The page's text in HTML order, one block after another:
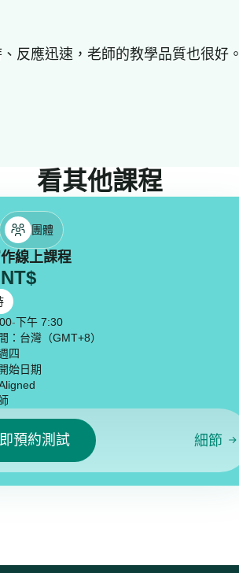
反應迅速，老師的教學品質也很好。
看其他課程
團體
線上課程
NT$
-下午 7:30
：台灣（GMT+8）
四
始日期
預約測試 細節